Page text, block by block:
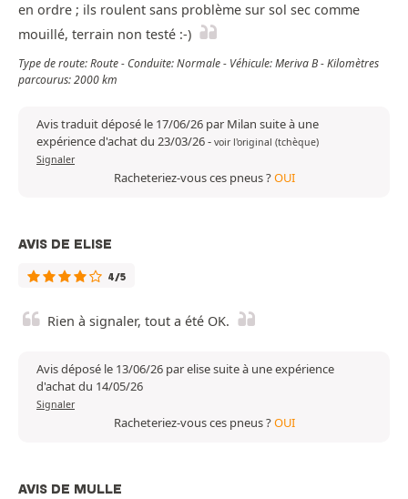
en ordre ; ils roulent sans problème sur sol sec comme
mouillé, terrain non testé :-)
Type de route: Route - Conduite: Normale - Véhicule: Meriva B - Kilomètres
parcourus: 2000 km
Avis traduit déposé le 17/06/26 par Milan suite à une
expérience d'achat du 23/03/26- voir l'original (tchèque)
Signaler
Racheteriez-vous ces pneus ?OUI
AVIS DE ELISE
4/5
Rien à signaler, tout a été OK.
Avis déposé le 13/06/26 par elise suite à une expérience
d'achat du 14/05/26
Signaler
Racheteriez-vous ces pneus ?OUI
AVIS DE MULLE